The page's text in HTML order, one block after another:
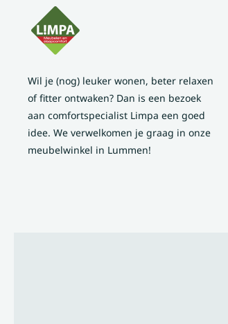
Wil je (nog) leuker wonen, beter relaxen
of fitter ontwaken? Dan is een bezoek
aan comfortspecialist Limpa een goed
idee. We verwelkomen je graag in onze
meubelwinkel in Lummen!